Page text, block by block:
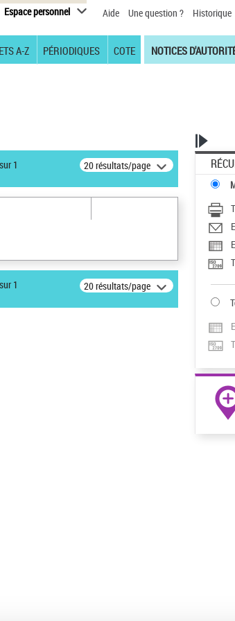
Espace personnel Aide Une question ? Historique
A-Z PÉRIODIQUES COTE NOTICES
sur 1 20 résultats/page
sur 1 20 résultats/page